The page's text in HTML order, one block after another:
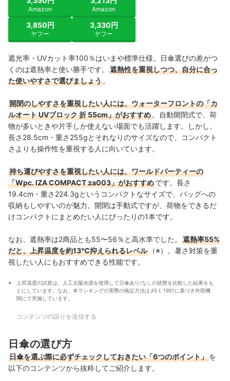
Amazon
3,850円
ヤフー
Amazon
3,330円
ヤフー
遮光率・UVカット率100％はいまや標準仕様。日傘選びの差がつ
くのは遮熱率と使い勝手です。
遮熱性を重視しつつ、自分に合っ
た使いやすさで選びましょう 。
開閉のしやすさを重視したい人には、ウォーターフロントの「カ
ルオート UVブロック 折 55cm」がおすすめ 。自動開閉式で、荷
物が多いときや片手しか使えない場面でも活躍します。しかし、
長さ28.5cm・重さ255gとそれなりのサイズなので、コンパクト
さよりも操作性を重視する人に向いています。
持ち運びやすさを重視したい人には、ワールドパーティーの
「Wpc. IZA COMPACT za003」がおすすめです。長さ
19.4cm・重さ224.3gというコンパクトなサイズで、バッグへの
収納もしやすいのが魅力。開閉は手動式ですが、荷物をできるだ
けコンパクトにまとめたい人にぴったりの1本です。
なお、遮熱率は2商品とも55〜56％と高水準でした。
遮熱率55%
だと、上昇温度を約13℃抑えられるレベル
（※）。暑さ対策を重
視したい人にもおすすめできる性能です。
上昇温度の試算は、人工太陽光源を使用して日傘あり/なしの状態を比較した結果をも
とにしています。なお、本ランキングの実際の検証方法はJIS L 1951に基づき外部機
関にて実施しています。
コンテンツの誤りを送信する
日傘の選び方
日傘を選ぶ際に必ずチェックしておきたい「6つのポイント」を
以下のコンテンツから抜粋してご紹介します。